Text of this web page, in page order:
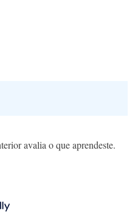
avalia o que aprendeste.